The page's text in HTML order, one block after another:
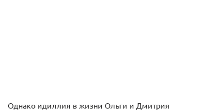
Однако идиллия в жизни Ольги и Дмитрия